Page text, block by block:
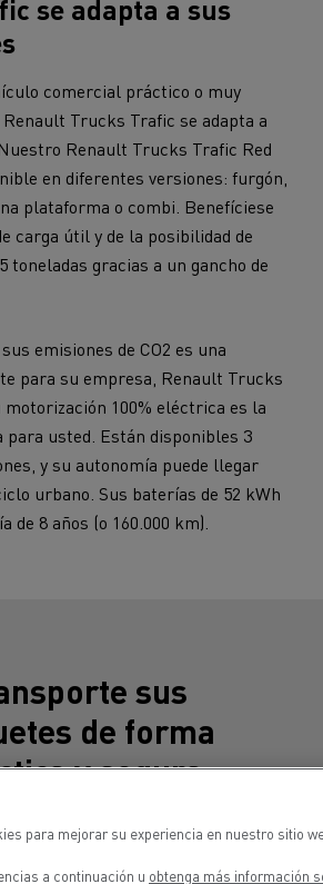
se adapta a sus
comercial práctico o muy
Trucks Trafic se adapta a
Renault Trucks Trafic Red
en diferentes versiones: furgón,
plataforma o combi. Benefíciese
carga útil y de la posibilidad de
toneladas gracias a un gancho de
emisiones de CO2 es una
para su empresa, Renault Trucks
motorización 100% eléctrica es la
para usted. Están disponibles 3
y su autonomía puede llegar
urbano. Sus baterías de 52 kWh
de 8 años (o 160.000 km).
sus
de forma
y segura
para mejorar su experiencia en nuestro sitio
a continuación u obtenga más información